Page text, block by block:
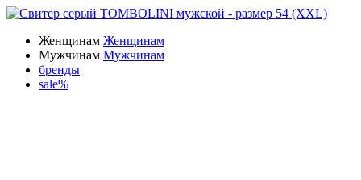
Женщинам Женщинам
Мужчинам Мужчинам
бренды
sale%